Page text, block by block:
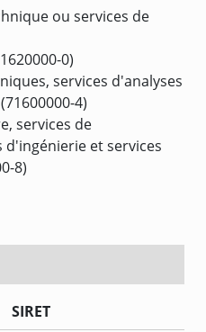
ou services de
0)
services d'analyses
4)
services de
et services
8)
SIRET